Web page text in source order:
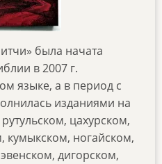
была начата
в 2007 г.
языке, а в период с
изданиями на
цахурском,
кумыкском, ногайском,
дигорском,